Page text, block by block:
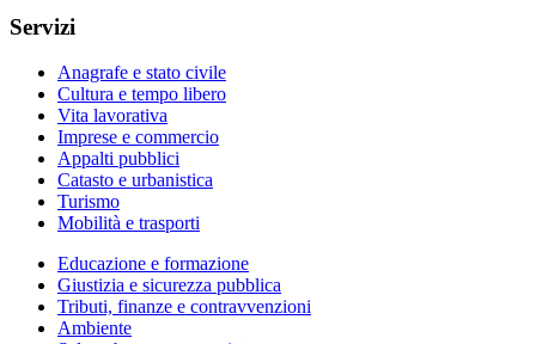
Servizi
Anagrafe e stato civile
Cultura e tempo libero
Vita lavorativa
Imprese e commercio
Appalti pubblici
Catasto e urbanistica
Turismo
Mobilità e trasporti
Educazione e formazione
Giustizia e sicurezza pubblica
Tributi, finanze e contravvenzioni
Ambiente